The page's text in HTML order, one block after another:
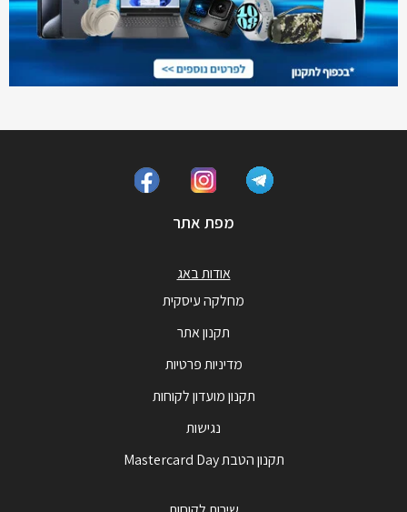
מפת אתר
אודות באג
מחלקה עיסקית
תקנון אתר
מדיניות פרטיות
תקנון מועדון לקוחות
נגישות
תקנון הטבת Mastercard Day